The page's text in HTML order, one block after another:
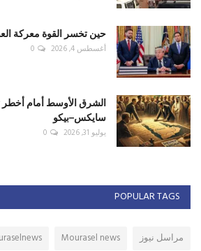
حين تخسر القوة معركة
أغسطس 4, 2026 0
الشرق الأوسط أمام أخطر
سايكس–بيكو
يوليو 31, 2026 0
POPULAR TAGS
مراسل نيوز Mourasel news